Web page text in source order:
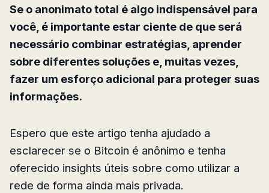
Se o anonimato total é algo indispensável para
você, é importante estar ciente de que será
necessário combinar estratégias, aprender
sobre diferentes soluções e, muitas vezes,
fazer um esforço adicional para proteger suas
informações.
Espero que este artigo tenha ajudado a
esclarecer se o Bitcoin é anônimo e tenha
oferecido insights úteis sobre como utilizar a
rede de forma ainda mais privada.